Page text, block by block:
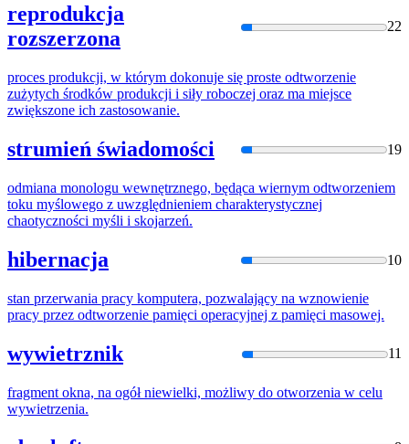
reprodukcja
rozszerzona
22
proces produkcji, w którym dokonuje się proste odtworzenie
zużytych środków produkcji i siły roboczej oraz ma miejsce
zwiększone ich zastosowanie.
strumień świadomości 19
odmiana monologu wewnętrznego, będąca wiernym odtworzeniem
toku myślowego z uwzględnieniem charakterystycznej
chaotyczności myśli i skojarzeń.
hibernacja 10
stan przerwania pracy komputera, pozwalający na wznowienie
pracy przez odtworzenie pamięci operacyjnej z pamięci masowej.
wywietrznik 11
fragment okna, na ogół niewielki, możliwy do otworzenia w celu
wywietrzenia.